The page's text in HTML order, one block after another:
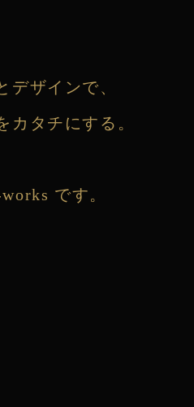
デザインで、
カタチにする。
です。